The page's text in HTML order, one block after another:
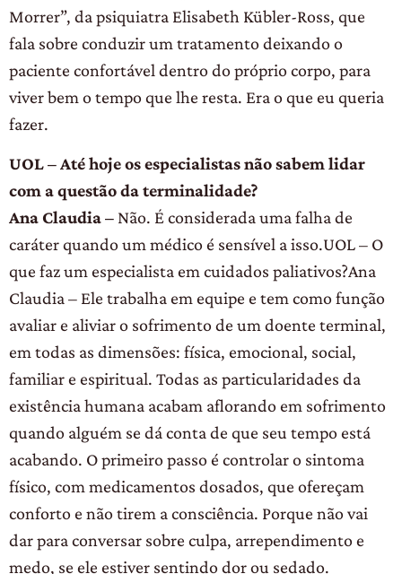
Morrer”, da psiquiatra Elisabeth Kübler-Ross, que
fala sobre conduzir um tratamento deixando o
paciente confortável dentro do próprio corpo, para
viver bem o tempo que lhe resta. Era o que eu queria
fazer.
UOL – Até hoje os especialistas não sabem lidar
com a questão da terminalidade?
Ana Claudia – Não. É considerada uma falha de
caráter quando um médico é sensível a isso.UOL – O
que faz um especialista em cuidados paliativos?Ana
Claudia – Ele trabalha em equipe e tem como função
avaliar e aliviar o sofrimento de um doente terminal,
em todas as dimensões: física, emocional, social,
familiar e espiritual. Todas as particularidades da
existência humana acabam aflorando em sofrimento
quando alguém se dá conta de que seu tempo está
acabando. O primeiro passo é controlar o sintoma
físico, com medicamentos dosados, que ofereçam
conforto e não tirem a consciência. Porque não vai
dar para conversar sobre culpa, arrependimento e
medo, se ele estiver sentindo dor ou sedado.